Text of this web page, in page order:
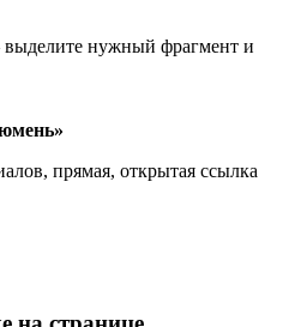
нужный фрагмент и
прямая, открытая ссылка